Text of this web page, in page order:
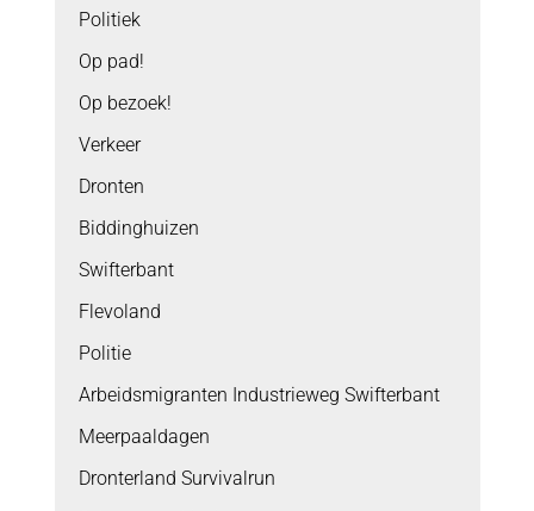
Politiek
Op pad!
Op bezoek!
Verkeer
Dronten
Biddinghuizen
Swifterbant
Flevoland
Politie
Arbeidsmigranten Industrieweg Swifterbant
Meerpaaldagen
Dronterland Survivalrun